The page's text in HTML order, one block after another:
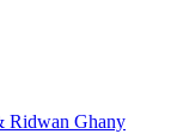
Ridwan Ghany